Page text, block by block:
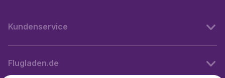
Kundenservice
Flugladen.de